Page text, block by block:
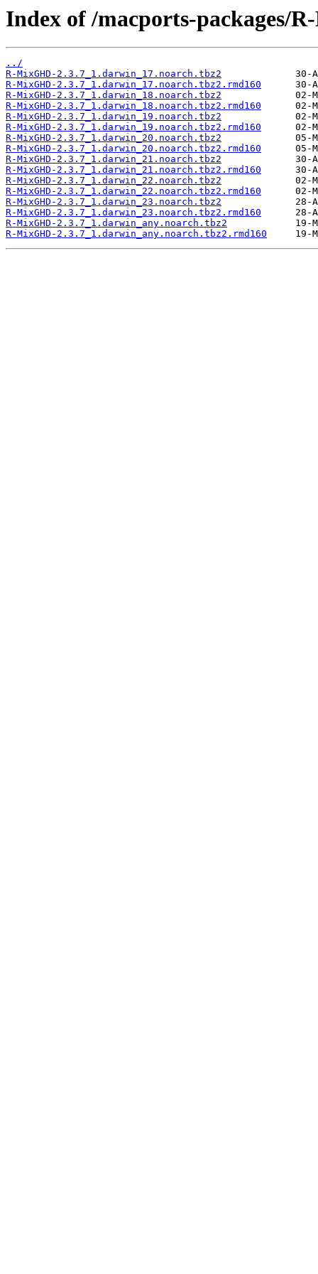
Index of /macports-packages/
../
R-MixGHD-2.3.7_1.darwin_17.noarch.tbz2
R-MixGHD-2.3.7_1.darwin_17.noarch.tbz2.rmd160
R-MixGHD-2.3.7_1.darwin_18.noarch.tbz2
R-MixGHD-2.3.7_1.darwin_18.noarch.tbz2.rmd160
R-MixGHD-2.3.7_1.darwin_19.noarch.tbz2
R-MixGHD-2.3.7_1.darwin_19.noarch.tbz2.rmd160
R-MixGHD-2.3.7_1.darwin_20.noarch.tbz2
R-MixGHD-2.3.7_1.darwin_20.noarch.tbz2.rmd160
R-MixGHD-2.3.7_1.darwin_21.noarch.tbz2
R-MixGHD-2.3.7_1.darwin_21.noarch.tbz2.rmd160
R-MixGHD-2.3.7_1.darwin_22.noarch.tbz2
R-MixGHD-2.3.7_1.darwin_22.noarch.tbz2.rmd160
R-MixGHD-2.3.7_1.darwin_23.noarch.tbz2
R-MixGHD-2.3.7_1.darwin_23.noarch.tbz2.rmd160
R-MixGHD-2.3.7_1.darwin_any.noarch.tbz2
R-MixGHD-2.3.7_1.darwin_any.noarch.tbz2.rmd160